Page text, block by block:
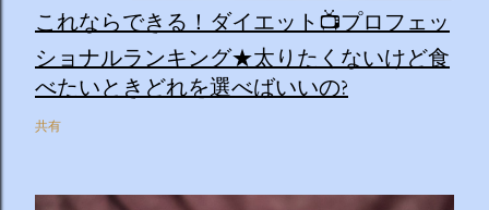
これならできる！ダイエット📺プロフェッ
ショナルランキング★太りたくないけど食
べたいときどれを選べばいいの?
共有